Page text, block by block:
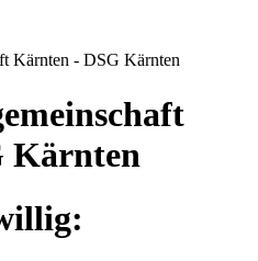
Kärnten - DSG Kärnten
Kärnten